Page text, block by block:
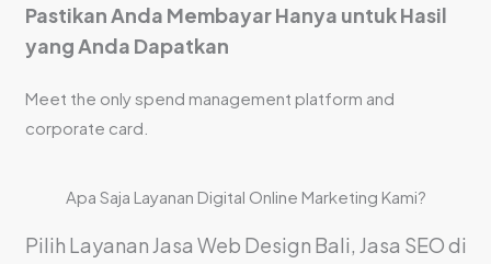
Pastikan Anda Membayar Hanya untuk Hasil
yang Anda Dapatkan
Meet the only spend management platform and
corporate card.
Apa Saja Layanan Digital Online Marketing Kami?
Pilih Layanan Jasa Web Design Bali, Jasa SEO di